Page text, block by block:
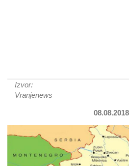
Izvor:
Vranjenews